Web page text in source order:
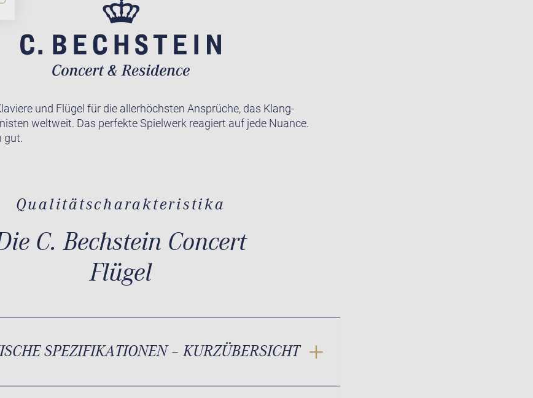
und Flügel für die allerhöchsten Ansprüche, das Klang-
weltweit. Das perfekte Spielwerk reagiert auf jede Nuance.
gut.
Qualitätscharakteristika
C. Bechstein Concert
Flügel
SPEZIFIKATIONEN – KURZÜBERSICHT